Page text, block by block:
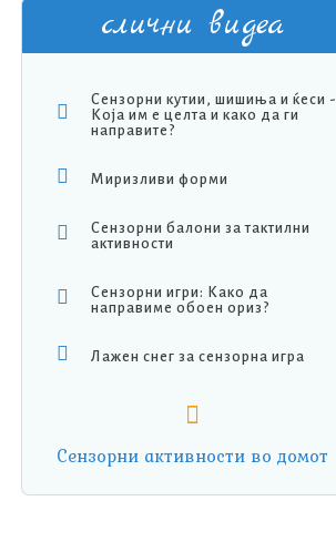
слични видеа
Сензорни кутии, шишиња и ќеси -
Која им е целта и како да ги
направите?
Миризливи форми
Сензорни балони за тактилни
активности
Сензорни игри: Kако да
направиме обоен ориз?
Лажен снег за сензорна игра
Сензорни активности во домот